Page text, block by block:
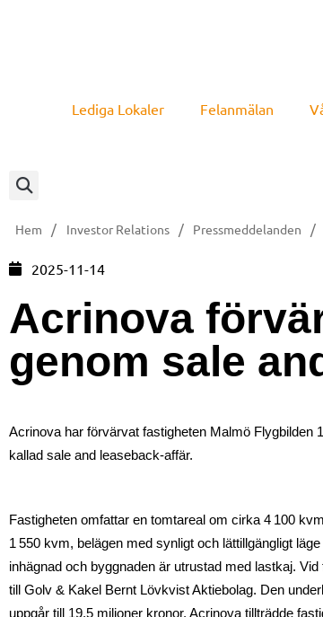
Lediga Lokaler Felanmälan
Hem / Investor Relations / Pressmeddelanden /
2025-11-14
Acrinova
genom sale
Acrinova har förvärvat fastigheten Malmö Flygbilden
kallad sale and leaseback-affär.
Fastigheten omfattar en tomtareal om cirka 4 100
1 550 kvm, belägen med synligt och lättillgängligt
inhägnad och byggnaden är utrustad med lastkaj.
till Golv & Kakel Bernt Lövkvist Aktiebolag. Den
uppgår till 19,5 miljoner kronor. Acrinova tillträdde